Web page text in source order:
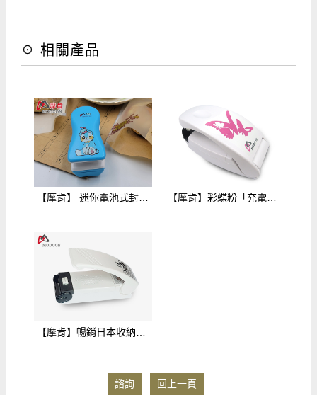
☉ 相關產品
【摩肯】 迷你電池式封口機/泰迪熊藍款-即壓即封！割封兩用 $299
諮詢 回上一頁